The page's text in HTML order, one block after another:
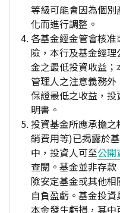
等級可能會因為個
化而進行調整。
各基金經金管會核
險，本行及基金經
金之最低投資收益
管理人之注意義務
保證最低之收益，
明書。
投資基金所應承擔
銷費用等)已揭露於
中，投資人可至公開
查閱。基金並非存
險安定基金或其他
自負盈虧。基金投
本金發生虧損，其